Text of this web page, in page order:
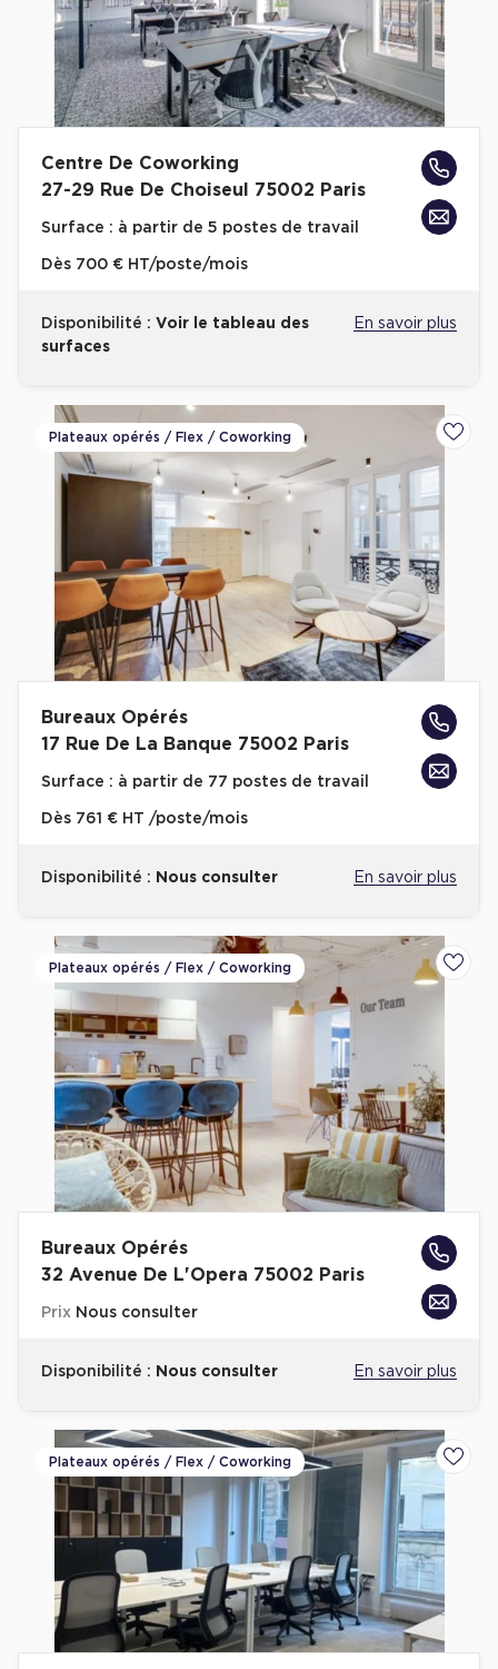
Centre De Coworking
27-29 Rue De Choiseul 75002 Paris
Surface : à partir de 5 postes de travail
Dès 700 € HT/poste/mois
Disponibilité : Voir le tableau des
surfaces
En savoir plus
Plateaux opérés / Flex / Coworking
Bureaux Opérés
17 Rue De La Banque 75002 Paris
Surface : à partir de 77 postes de travail
Dès 761 € HT /poste/mois
Disponibilité : Nous consulter En savoir plus
Plateaux opérés / Flex / Coworking
Bureaux Opérés
32 Avenue De L'Opera 75002 Paris
Prix Nous consulter
Disponibilité : Nous consulter En savoir plus
Plateaux opérés / Flex / Coworking